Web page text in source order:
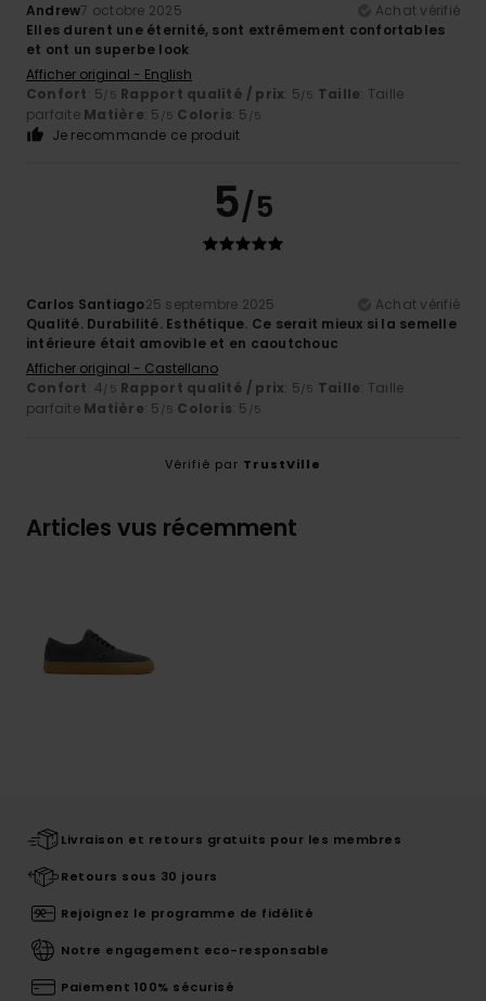
Andrew7 octobre 2025
Achat vérifié
Elles durent une éternité, sont extrêmement confortables
et ont un superbe look
Afficher original - English
Confort: 5/5 Rapport qualité / prix: 5/5 Taille: Taille
parfaite Matière: 5 /5 Coloris: 5 /5
Je recommande ce produit
5/5
Carlos Santiago25 septembre 2025
Achat vérifié
Qualité. Durabilité. Esthétique. Ce serait mieux si la semelle
intérieure était amovible et en caoutchouc
Afficher original - Castellano
Confort: 4/5 Rapport qualité / prix: 5/5 Taille: Taille
parfaite Matière: 5 /5 Coloris: 5 /5
Vérifié par TrustVille
Articles vus récemment
Livraison et retours gratuits pour les membres
Retours sous 30 jours
Rejoignez le programme de fidélité
Notre engagement eco-responsable
Paiement 100% sécurisé